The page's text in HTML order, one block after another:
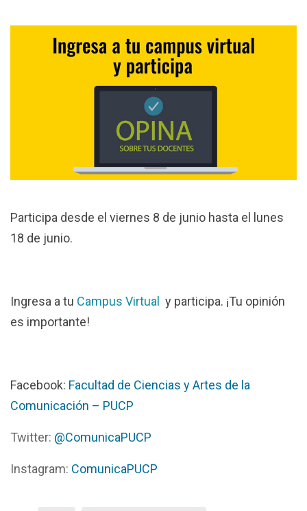
Participa desde el viernes 8 de junio hasta el lunes
18 de junio.
Ingresa a tu Campus Virtual
y participa. ¡Tu opinión
es importante!
Facebook: Facultad de Ciencias y Artes de la
Comunicación – PUCP
Twitter: @ComunicaPUCP
Instagram: ComunicaPUCP